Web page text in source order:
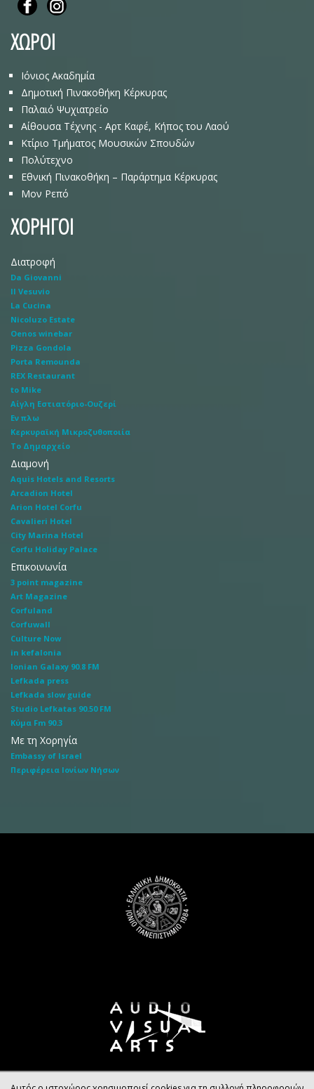
ΧΩΡΟΙ
Ιόνιος Ακαδημία
Δημοτική Πινακοθήκη Κέρκυρας
Παλαιό Ψυχιατρείο
Αίθουσα Τέχνης - Αρτ Καφέ, Κήπος του Λαού
Κτίριο Τμήματος Μουσικών Σπουδών
Πολύτεχνο
Εθνική Πινακοθήκη – Παράρτημα Κέρκυρας
Μον Ρεπό
ΧΟΡΗΓΟΙ
Διατροφή
Da Giovanni
Il Vesuvio
La Cucina
Nicoluzo Estate
Oenos winebar
Pizza Gondola
Porta Remounda
REX Restaurant
to Mike
Αίγλη Εστιατόριο-Ουζερί
Εν πλω
Κερκυραϊκή Μικροζυθοποιία
Το Δημαρχείο
Διαμονή
Aquis Hotels and Resorts
Arcadion Hotel
Arion Hotel Corfu
Cavalieri Hotel
City Marina Hotel
Corfu Holiday Palace
Επικοινωνία
3 point magazine
Art Magazine
Corfuland
Corfuwall
Culture Now
in kefalonia
Ionian Galaxy 90.8 FM
Lefkada press
Lefkada slow guide
Studio Lefkatas 90.50 FM
Κύμα Fm 90.3
Με τη Χορηγία
Embassy of Israel
Περιφέρεια Ιονίων Νήσων